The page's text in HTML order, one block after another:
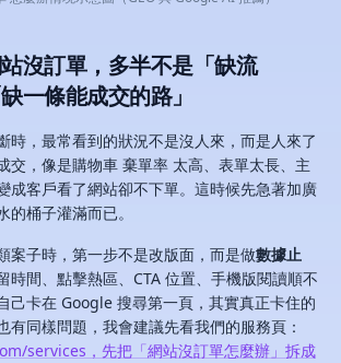
沒訂單，多半不是「缺流
一條能成交的路」
時，最常看到的狀況不是沒人來，而是人來了
交，像是購物車 棄單率 太高、表單太長、主
成客戶看了網站卻不下單。這時候先急著加廣
桶子灌滿而已。
案子時，第一步不是改版面，而是做數據止
時間、點擊熱區、CTA 位置、手機版閱讀順不
己卡在 Google 搜尋第一頁，其實真正卡住的
有同樣問題，我會建議先看我們的服務頁：
services，先把「網站沒訂單怎麼辦」拆成